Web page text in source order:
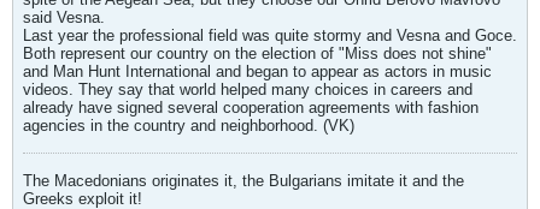
said Vesna.
Last year the professional field was quite stormy and Vesna and Goce.
Both represent our country on the election of "Miss does not shine"
and Man Hunt International and began to appear as actors in music
videos. They say that world helped many choices in careers and
already have signed several cooperation agreements with fashion
agencies in the country and neighborhood. (VK)
The Macedonians originates it, the Bulgarians imitate it and the
Greeks exploit it!